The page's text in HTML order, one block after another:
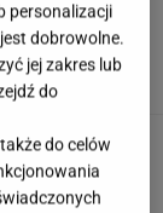
Kierowcy wciąż
list do Tuska.
personalizacji
dobrowolne.
jej zakres lub
do
do celów